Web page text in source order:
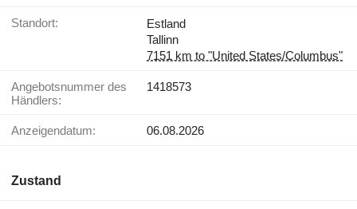
Standort:
Estland
Tallinn
7151 km to "United States/Columbus"
Angebotsnummer des
Händlers:
1418573
Anzeigendatum: 06.08.2026
Zustand